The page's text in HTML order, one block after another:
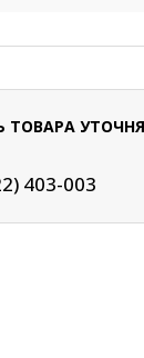
ТОВАРА
403-003